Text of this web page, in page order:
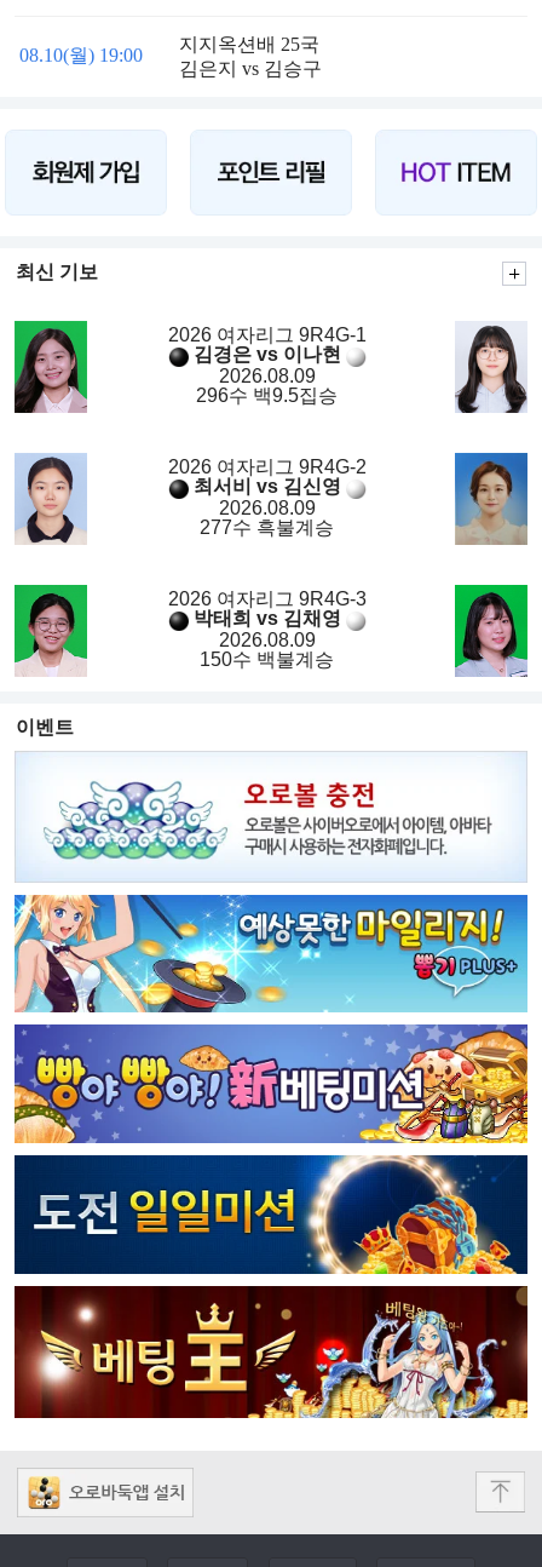
08.10(월) 19:00
지지옥션배 25국
김은지 vs 김승구
최신 기보
2026 여자리그 9R4G-1
김경은 vs 이나현
2026.08.09
296수 백9.5집승
2026 여자리그 9R4G-2
최서비 vs 김신영
2026.08.09
277수 흑불계승
2026 여자리그 9R4G-3
박태희 vs 김채영
2026.08.09
150수 백불계승
이벤트